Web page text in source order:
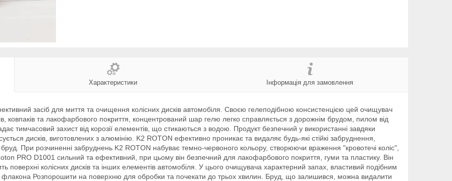
Характеристики Інформація для замовлення
засіб для миття та очищення колісних дисків автомобіля. Своєю гелеподібною консистенцією цей очищувач
ковпаків та лакофарбового покриття, концентрований шар гелю легко справляється з дорожнім брудом, пилом від
тимчасовий захист від корозії елементів, що стикаються з водою. Продукт безпечний у використанні завдяки
дисків, виготовлених з алюмінію. K2 ROTON ефективно проникає та видаляє будь-які стійкі забруднення,
При розчиненні забруднень K2 ROTON набуває темно-червоного кольору, створюючи враження "кровотечі коліс",
PRO D1001 сильний та ефективний, при цьому він безпечний для лакофарбового покриття, гуми та пластику. Він
колісних дисків та інших елементів автомобіля. У цього очищувача характерний запах, властивий подібним
флакона Розпорошити на поверхню для обробки та почекати до трьох хвилин. Бруд, що залишився, можна видалити